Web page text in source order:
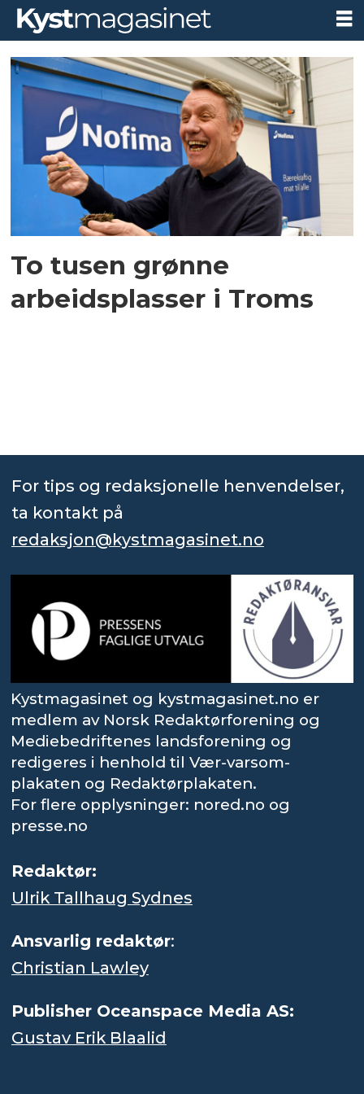
Tag:
gunnar
wilhelmsen
To tusen grønne
arbeidsplasser i Troms
For tips og redaksjonelle henvendelser,
ta kontakt på
redaksjon@kystmagasinet.no
Kystmagasinet og kystmagasinet.no er
medlem av Norsk Redaktørforening og
Mediebedriftenes landsforening og
redigeres i henhold til Vær-varsom-
plakaten og Redaktørplakaten.
For flere opplysninger: nored.no og
presse.no
Redaktør:
Ulrik Tallhaug Sydnes
Ansvarlig redaktør:
Christian Lawley
Publisher Oceanspace Media AS:
Gustav Erik Blaalid